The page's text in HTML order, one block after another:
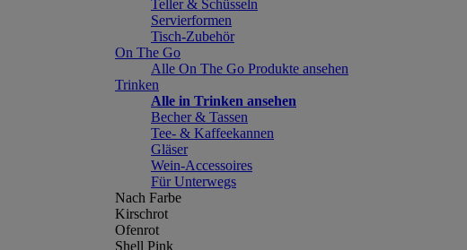
Teller & Schüsseln
Servierformen
Tisch-Zubehör
On The Go
Alle On The Go Produkte ansehen
Trinken
Alle in Trinken ansehen
Becher & Tassen
Tee- & Kaffeekannen
Gläser
Wein-Accessoires
Für Unterwegs
Nach Farbe
Kirschrot
Ofenrot
Shell Pink